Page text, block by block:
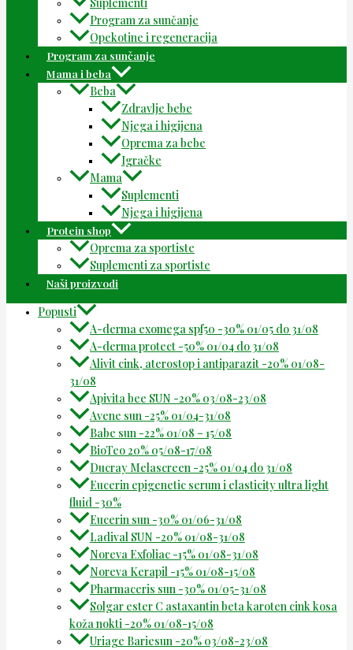
Program za sunčanje
Opekotine i regeneracija
Program za sunčanje
Mama i beba
Beba
Zdravlje bebe
Njega i higijena
Oprema za bebe
Igračke
Mama
Suplementi
Njega i higijena
Protein shop
Oprema za sportiste
Suplementi za sportiste
Naši proizvodi
Popusti
A-derma exomega spf50 -30% 01/05 do 31/08
A-derma protect -50% 01/04 do 31/08
Alivit cink, aterostop i antiparazit -20% 01/08-
31/08
Apivita bee SUN -20% 03/08-23/08
Avene sun -25% 01/04-31/08
Babe sun -22% 01/08 – 15/08
BioTeo 20% 05/08-17/08
Ducray Melascreen -25% 01/04 do 31/08
Eucerin epigenetic serum i elasticity ultra light
fluid -30%
Eucerin sun -30% 01/06-31/08
Ladival SUN -20% 01/08-31/08
Noreva Exfoliac -15% 01/08-31/08
Noreva Kerapil -15% 01/08-15/08
Pharmaceris sun -30% 01/05-31/08
Solgar ester C astaxantin beta karoten cink kosa
koža nokti -20% 01/08-15/08
Uriage Bariesun -20% 03/08-23/08